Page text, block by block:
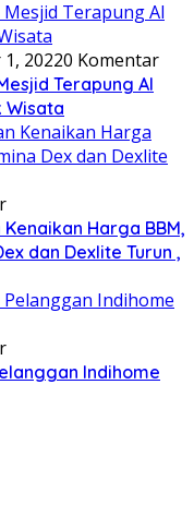
20220 Komentar
Terapung Al
Wisata
Harga BBM,
dan Dexlite Turun ,
Indihome